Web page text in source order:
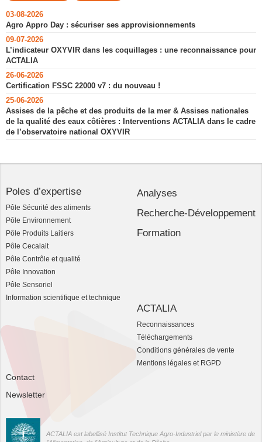
03-08-2026
Agro Appro Day : sécuriser ses approvisionnements
09-07-2026
L’indicateur OXYVIR dans les coquillages : une reconnaissance pour
ACTALIA
26-06-2026
Certification FSSC 22000 v7 : du nouveau !
25-06-2026
Assises de la pêche et des produits de la mer & Assises nationales
de la qualité des eaux côtières : Interventions ACTALIA dans le cadre
de l’observatoire national OXYVIR
Poles d’expertise
Pôle Sécurité des aliments
Pôle Environnement
Pôle Produits Laitiers
Pôle Cecalait
Pôle Contrôle et qualité
Pôle Innovation
Pôle Sensoriel
Information scientifique et technique
Analyses
Recherche-Développement
Formation
ACTALIA
Reconnaissances
Téléchargements
Conditions générales de vente
Mentions légales et RGPD
Contact
Newsletter
ACTALIA est labellisé Institut Technique Agro-Industriel par le ministère de